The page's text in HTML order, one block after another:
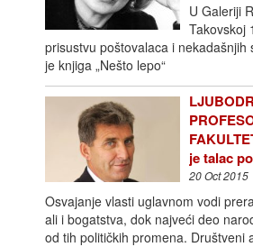
U Galeriji
Takovskoj
prisustvu poštovalaca i nekadašnjih
je knjiga „Nešto lepo“
je talac
20 Oct 2015
Osvajanje vlasti uglavnom vodi
ali i bogatstva, dok najveći deo
od tih političkih promena. Društveni